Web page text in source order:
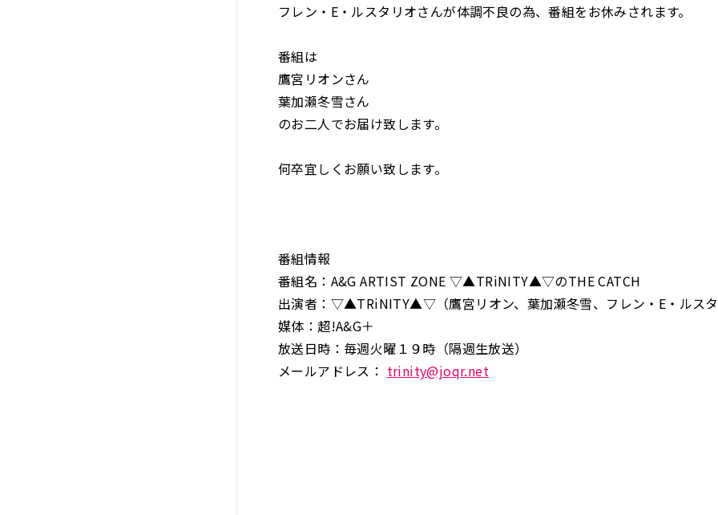
フレン・E・ルスタリオさんが体調不良の為、番組をお休みされます。
番組は
鷹宮リオンさん
葉加瀬冬雪さん
のお二人でお届け致します。
何卒宜しくお願い致します。
番組情報
番組名：A&G ARTIST ZONE ▽▲TRiNITY▲▽のTHE CATCH
出演者：▽▲TRiNITY▲▽（鷹宮リオン、葉加瀬冬雪、フレン・E・ルス
媒体：超!A&G＋
放送日時：毎週火曜１９時（隔週生放送）
メールアドレス： trinity@joqr.net